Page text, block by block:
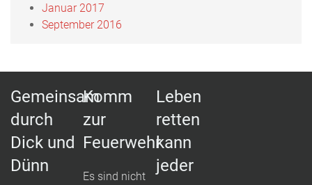
Januar 2017
September 2016
Gemeinsam
durch
Dick und
Dünn
Komm
zur
Feuerwehr
Es sind nicht
Leben
retten
kann
jeder